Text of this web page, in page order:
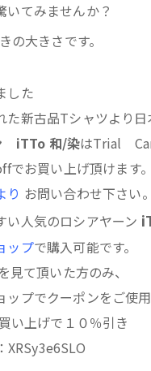
いてみませんか？
の大きさです。
した
た新古品Tシャツより
iTTo 和/染はTrial
でお買い上げ頂けます。
り お問い合わせ下さい。
い人気のロシアヤーン
ップで購入可能です。
見て頂いた方のみ、
プでクーポンをご使用
い上げで１０％引き
XRSy3e6SLO